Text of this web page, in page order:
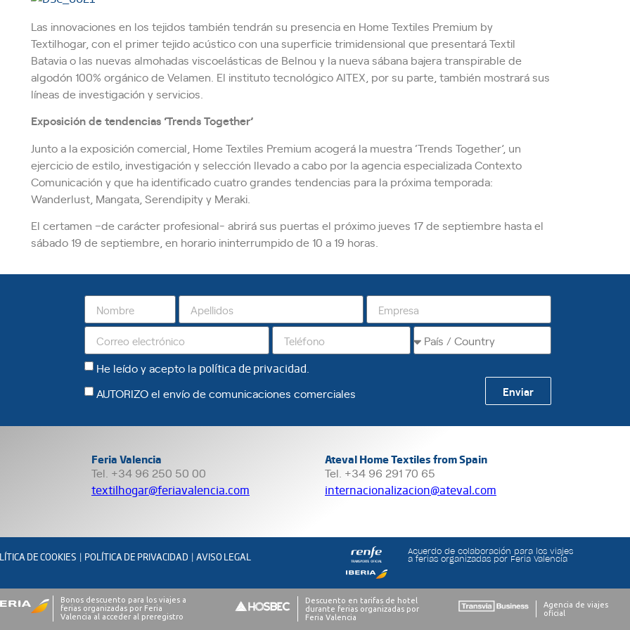
Las innovaciones en los tejidos también tendrán su presencia en Home Textiles Premium by
Textilhogar, con el primer tejido acústico con una superficie trimidensional que presentará Textil
Batavia o las nuevas almohadas viscoelásticas de Belnou y la nueva sábana bajera transpirable de
algodón 100% orgánico de Velamen. El instituto tecnológico AITEX, por su parte, también mostrará sus
líneas de investigación y servicios.
Exposición de tendencias ‘Trends Together’
Junto a la exposición comercial, Home Textiles Premium acogerá la muestra ‘Trends Together’, un
ejercicio de estilo, investigación y selección llevado a cabo por la agencia especializada Contexto
Comunicación y que ha identificado cuatro grandes tendencias para la próxima temporada:
Wanderlust, Mangata, Serendipity y Meraki.
El certamen –de carácter profesional- abrirá sus puertas el próximo jueves 17 de septiembre hasta el
sábado 19 de septiembre, en horario ininterrumpido de 10 a 19 horas.
He leído y acepto la política de privacidad
AUTORIZO el envío de comunicaciones comerciales
Enviar
Feria Valencia
Tel. +34 96 250 50 00
textilhogar@feriavalencia.com
Ateval Home Textiles from Spain
Tel. +34 96 291 70 65
internacionalizacion@ateval.com
DE COOKIES | POLÍTICA DE PRIVACIDAD |AVISO LEGAL Acuerdo de colaboración para los viajes
a ferias organizadas por Feria Valencia